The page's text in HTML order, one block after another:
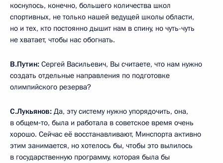
коснулось, конечно, большего количества школ
спортивных, не только нашей ведущей школы области,
но и тех, кто постоянно дышит нам в спину, но чуть-чуть
не хватает, чтобы нас обогнать.
В.Путин: Сергей Васильевич, Вы считаете, что нам нужно
создать отдельные направления по подготовке
олимпийского резерва?
С.Лукьянов: Да, эту систему нужно упорядочить, она,
в общем‑то, была и работала в советское время очень
хорошо. Сейчас её восстанавливают, Минспорта активно
этим занимается, но хотелось бы, чтобы это вылилось
в государственную программу, которая была бы